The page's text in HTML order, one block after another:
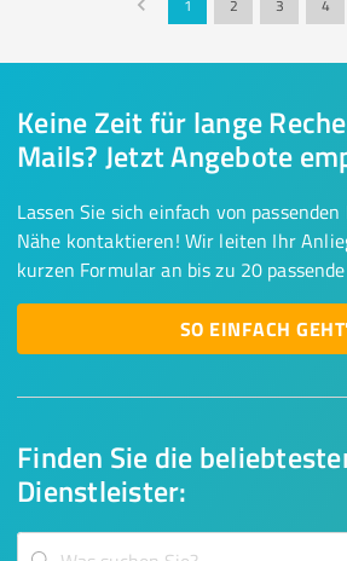
1 2 3 4
Finden Sie die
Dienstleister:
Keine Zeit für lange
Mails? Jetzt Angebote
Lassen Sie sich einfach von
Nähe kontaktieren! Wir leiten Ihr
kurzen Formular an bis zu 20
SO EINFACH